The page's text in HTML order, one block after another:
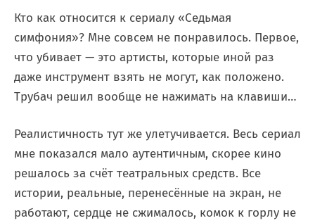
Кто как относится к сериалу «Седьмая
симфония»? Мне совсем не понравилось. Первое,
что убивает — это артисты, которые иной раз
даже инструмент взять не могут, как положено.
Трубач решил вообще не нажимать на клавиши…
Реалистичность тут же улетучивается. Весь сериал
мне показался мало аутентичным, скорее кино
решалось за счёт театральных средств. Все
истории, реальные, перенесённые на экран, не
работают, сердце не сжималось, комок к горлу не